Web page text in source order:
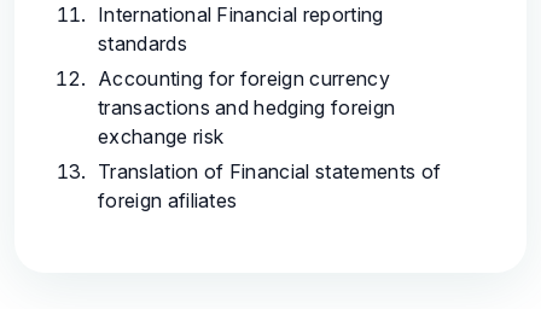
International Financial reporting
standards
Accounting for foreign currency
transactions and hedging foreign
exchange risk
Translation of Financial statements of
foreign afiliates